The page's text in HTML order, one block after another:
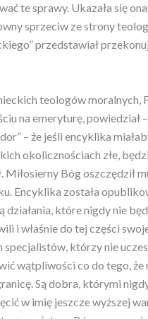
te sprawy. Ukazała się
sprzeciw ze strony
przedstawiał
teologów moralnych,
na emeryturę, powiedział
– że jeśli encyklika
okolicznościach złe,
Miłosierny Bóg oszczędził
Encyklika została
działania, które nigdy nie
i właśnie do tej części
specjalistów, którzy nie
wątpliwości co do tego, że
Są dobra, którymi
w imię jeszcze wyższej